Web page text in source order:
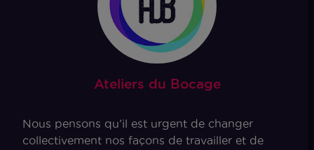
Ateliers du Bocage
Nous pensons qu’il est urgent de changer
collectivement nos façons de travailler et de